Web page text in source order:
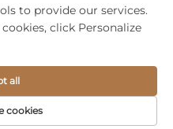
sa privacy
Tungkol Sa Amin
sa Amin
to provide our services.
click Personalize
cookies
all